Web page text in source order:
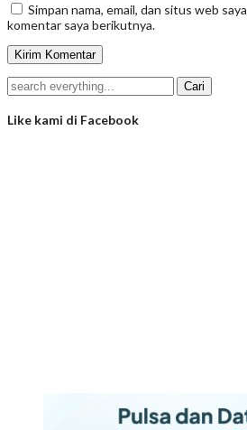
Simpan nama, email, dan situs web
komentar saya berikutnya.
Like kami di Facebook